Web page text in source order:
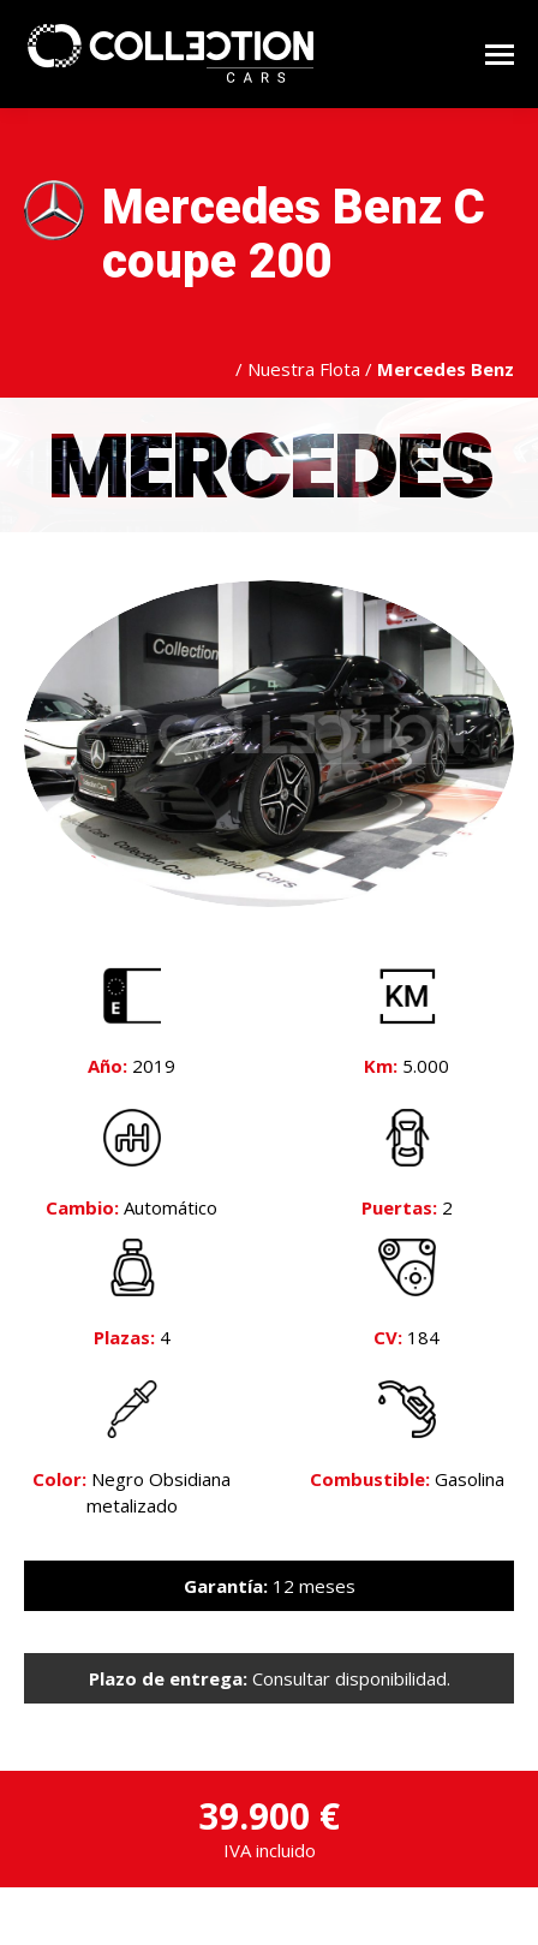
Mercedes Benz C
coupe 200
/ Nuestra Flota / Mercedes Benz
MERCEDES
Año: 2019 Km: 5.000
Cambio: Automático Puertas:2
Plazas:4 CV: 184
Color: Negro Obsidiana
metalizado
Combustible:Gasolina
Garantía:12 meses
Plazo de entrega:Consultar disponibilidad.
39.900 €
IVA incluido